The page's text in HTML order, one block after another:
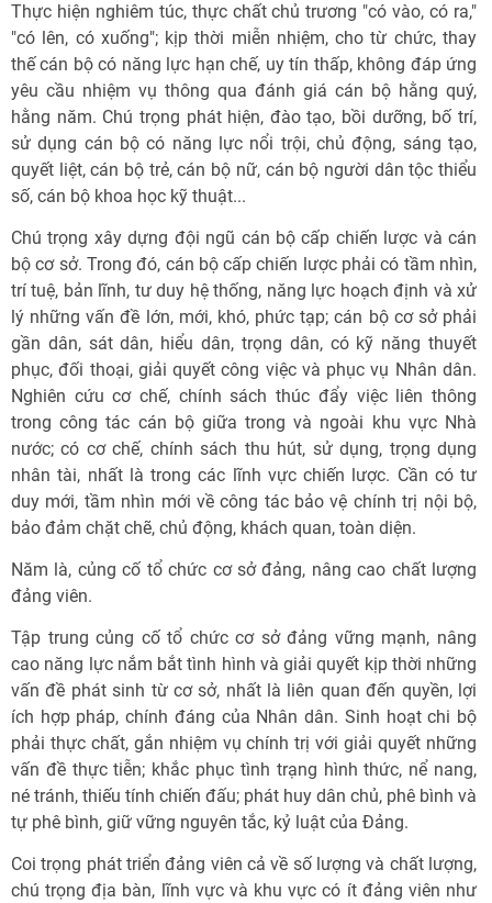
Thực hiện nghiêm túc, thực chất chủ trương "có vào, có ra,"
"có lên, có xuống"; kịp thời miễn nhiệm, cho từ chức, thay
thế cán bộ có năng lực hạn chế, uy tín thấp, không đáp ứng
yêu cầu nhiệm vụ thông qua đánh giá cán bộ hằng quý,
hằng năm. Chú trọng phát hiện, đào tạo, bồi dưỡng, bố trí,
sử dụng cán bộ có năng lực nổi trội, chủ động, sáng tạo,
quyết liệt, cán bộ trẻ, cán bộ nữ, cán bộ người dân tộc thiểu
số, cán bộ khoa học kỹ thuật...
Chú trọng xây dựng đội ngũ cán bộ cấp chiến lược và cán
bộ cơ sở. Trong đó, cán bộ cấp chiến lược phải có tầm nhìn,
trí tuệ, bản lĩnh, tư duy hệ thống, năng lực hoạch định và xử
lý những vấn đề lớn, mới, khó, phức tạp; cán bộ cơ sở phải
gần dân, sát dân, hiểu dân, trọng dân, có kỹ năng thuyết
phục, đối thoại, giải quyết công việc và phục vụ Nhân dân.
Nghiên cứu cơ chế, chính sách thúc đẩy việc liên thông
trong công tác cán bộ giữa trong và ngoài khu vực Nhà
nước; có cơ chế, chính sách thu hút, sử dụng, trọng dụng
nhân tài, nhất là trong các lĩnh vực chiến lược. Cần có tư
duy mới, tầm nhìn mới về công tác bảo vệ chính trị nội bộ,
bảo đảm chặt chẽ, chủ động, khách quan, toàn diện.
Năm là, củng cố tổ chức cơ sở đảng, nâng cao chất lượng
đảng viên.
Tập trung củng cố tổ chức cơ sở đảng vững mạnh, nâng
cao năng lực nắm bắt tình hình và giải quyết kịp thời những
vấn đề phát sinh từ cơ sở, nhất là liên quan đến quyền, lợi
ích hợp pháp, chính đáng của Nhân dân. Sinh hoạt chi bộ
phải thực chất, gắn nhiệm vụ chính trị với giải quyết những
vấn đề thực tiễn; khắc phục tình trạng hình thức, nể nang,
né tránh, thiếu tính chiến đấu; phát huy dân chủ, phê bình và
tự phê bình, giữ vững nguyên tắc, kỷ luật của Đảng.
Coi trọng phát triển đảng viên cả về số lượng và chất lượng,
chú trọng địa bàn, lĩnh vực và khu vực có ít đảng viên như